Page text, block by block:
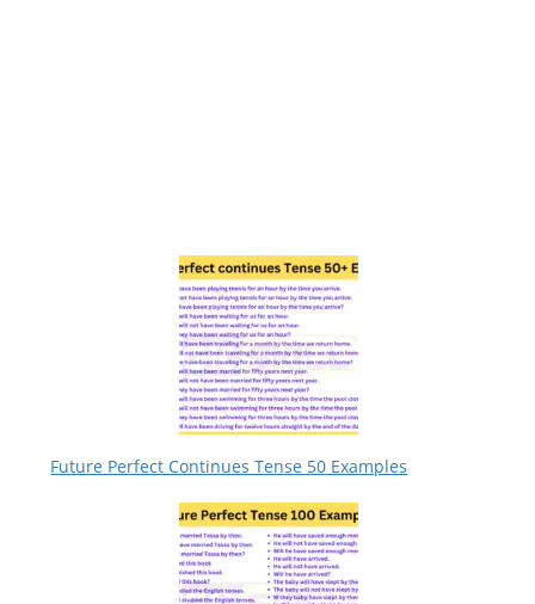
Future Perfect Continues Tense 50 Examples